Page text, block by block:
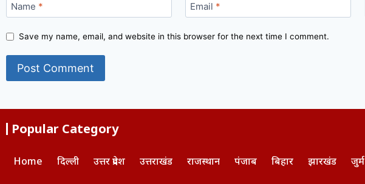
Name * Email *
Save my name, email, and website in this browser for the next time I comment.
Popular Category
Home दिल्ली उत्तर प्रदेश उत्तराखंड राजस्थान पंजाब बिहार झारखंड जुर्म